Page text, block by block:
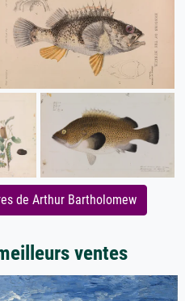
de Arthur Bartholomew
ventes